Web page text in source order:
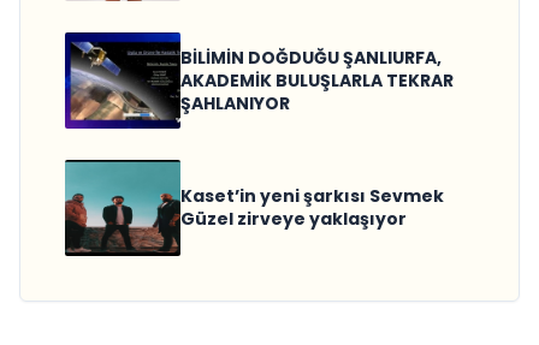
BİLİMİN DOĞDUĞU ŞANLIURFA,
AKADEMİK BULUŞLARLA TEKRAR
ŞAHLANIYOR
Kaset’in yeni şarkısı Sevmek
Güzel zirveye yaklaşıyor